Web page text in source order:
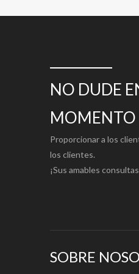
Cartón de papel
NO DUDE
MOMENTO
Proporcionar a los
los clientes.
¡Sus amables
SOBRE